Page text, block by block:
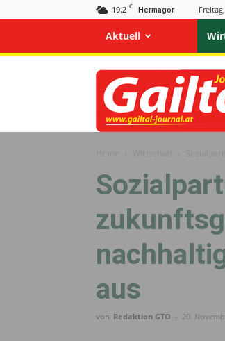
19.2 C Hermagor
Aktuell
Gailtal
Journal
aus
von Redaktion GTO - 20.